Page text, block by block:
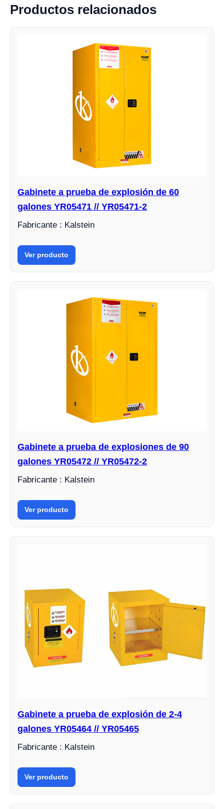
Productos relacionados
Gabinete a prueba de explosión de 60
galones YR05471 // YR05471-2
Fabricante : Kalstein
Ver producto
Gabinete a prueba de explosiones de 90
galones YR05472 // YR05472-2
Fabricante : Kalstein
Ver producto
Gabinete a prueba de explosión de 2-4
galones YR05464 // YR05465
Fabricante : Kalstein
Ver producto